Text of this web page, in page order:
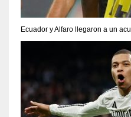
Ecuador y Alfaro llegaron a un